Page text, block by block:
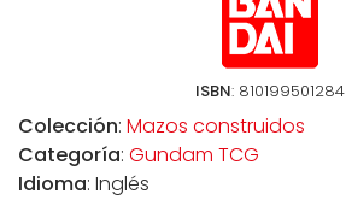
ISBN: 810199501284
Colección: Mazos construidos
Categoría: Gundam TCG
Idioma: Inglés